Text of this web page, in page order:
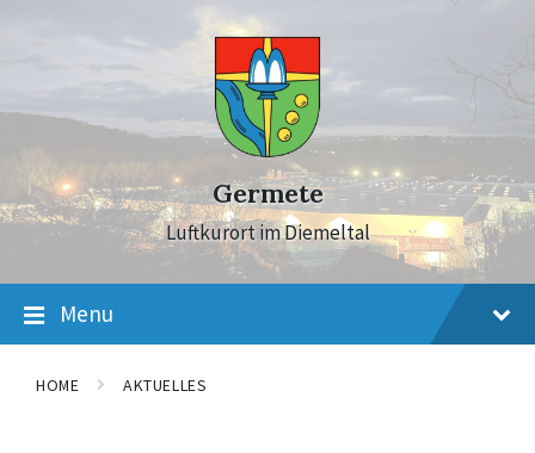
Germete
Luftkurort im Diemeltal
Menu
HOME AKTUELLES